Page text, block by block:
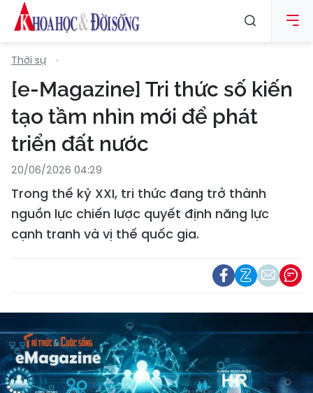
Thời sự
[e-Magazine] Tri thức số kiến
tạo tầm nhìn mới để phát
triển đất nước
20/06/2026 04:29
Trong thế kỷ XXI, tri thức đang trở thành
nguồn lực chiến lược quyết định năng lực
cạnh tranh và vị thế quốc gia.